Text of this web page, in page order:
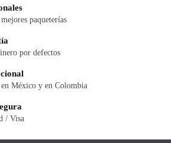
paqueterías
por defectos
en México y en Colombia
/ Visa